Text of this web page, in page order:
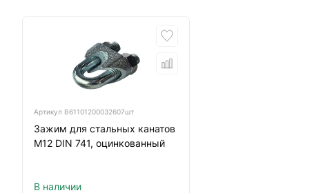
Артикул B61101200032607шт
Зажим для стальных канатов
М12 DIN 741, оцинкованный
В наличии